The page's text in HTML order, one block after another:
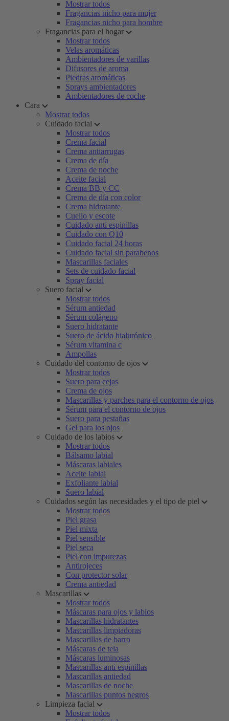
Mostrar todos
Fragancias nicho para mujer
Fragancias nicho para hombre
Fragancias para el hogar
Mostrar todos
Velas aromáticas
Ambientadores de varillas
Difusores de aroma
Piedras aromáticas
Sprays ambientadores
Ambientadores de coche
Cara
Mostrar todos
Cuidado facial
Mostrar todos
Crema facial
Crema antiarrugas
Crema de día
Crema de noche
Aceite facial
Crema BB y CC
Crema de día con color
Crema hidratante
Cuello y escote
Cuidado anti espinillas
Cuidado con Q10
Cuidado facial 24 horas
Cuidado facial sin parabenos
Mascarillas faciales
Sets de cuidado facial
Spray facial
Suero facial
Mostrar todos
Sérum antiedad
Sérum colágeno
Suero hidratante
Suero de ácido hialurónico
Sérum vitamina c
Ampollas
Cuidado del contorno de ojos
Mostrar todos
Suero para cejas
Crema de ojos
Mascarillas y parches para el contorno de ojos
Sérum para el contorno de ojos
Suero para pestañas
Gel para los ojos
Cuidado de los labios
Mostrar todos
Bálsamo labial
Máscaras labiales
Aceite labial
Exfoliante labial
Suero labial
Cuidados según las necesidades y el tipo de piel
Mostrar todos
Piel grasa
Piel mixta
Piel sensible
Piel seca
Piel con impurezas
Antirojeces
Con protector solar
Crema antiedad
Mascarillas
Mostrar todos
Máscaras para ojos y labios
Mascarillas hidratantes
Mascarillas limpiadoras
Mascarillas de barro
Máscaras de tela
Máscaras luminosas
Mascarillas anti espinillas
Mascarillas antiedad
Mascarillas de noche
Mascarillas puntos negros
Limpieza facial
Mostrar todos